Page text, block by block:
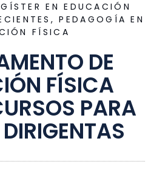
EN EDUCACIÓN
,PEDAGOGÍA EN
FÍSICA
DE
FÍSICA
PARA